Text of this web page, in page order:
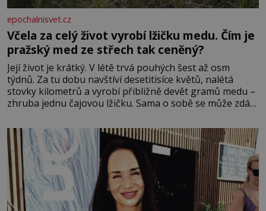
epochalnisvet.cz
Včela za celý život vyrobí lžičku medu. Čím je
pražský med ze střech tak ceněný?
Její život je krátký. V létě trvá pouhých šest až osm
týdnů. Za tu dobu navštíví desetitisíce květů, nalétá
stovky kilometrů a vyrobí přibližně devět gramů medu –
zhruba jednu čajovou lžičku. Sama o sobě se může zdát
tisíc příslušnic svého včelstva, vznikne jeden z
nejdokonalejších organismů